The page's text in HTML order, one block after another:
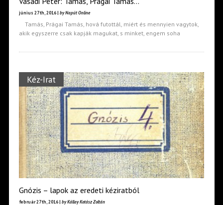
június 27th, 2016 | by Napút Online
Tamás, Prágai Tamás, hová futottál, miért és mennyien vagytok,
akik egyszerre csak kapják magukat, s minket, engem soha
Kéz-Irat
Gnózis – lapok az eredeti kéziratból
február 27th, 2016 | by Kállay Kotász Zoltán